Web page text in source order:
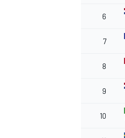
6
7
8
9
10